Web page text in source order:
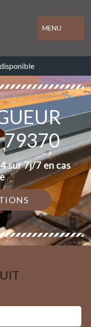
MENU
79370
sur 7j/7 en cas